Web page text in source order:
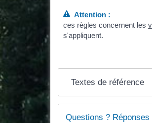
Attention :
ces règles concernent les
s'appliquent.
Textes de référence
Questions ? Réponses